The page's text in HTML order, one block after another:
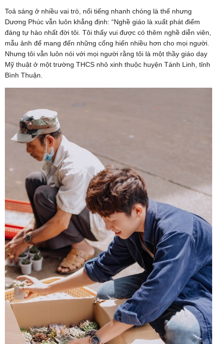
Toả sáng ở nhiều vai trò, nổi tiếng nhanh chóng là thế nhưng
Dương Phúc vẫn luôn khẳng định: “Nghề giáo là xuất phát điểm
đáng tự hào nhất đời tôi. Tôi thấy vui được có thêm nghề diễn viên,
mẫu ảnh để mang đến những cống hiến nhiều hơn cho mọi người.
Nhưng tôi vẫn luôn nói với mọi người rằng tôi là một thầy giáo dạy
Mỹ thuật ở một trường THCS nhỏ xinh thuộc huyện Tánh Linh, tỉnh
Bình Thuận.